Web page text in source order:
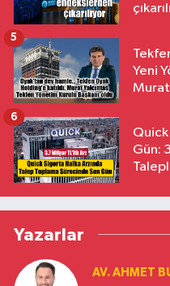
Yeni
Murat
5
Quick
Gün:
6
Yazarlar
AV. AHMET